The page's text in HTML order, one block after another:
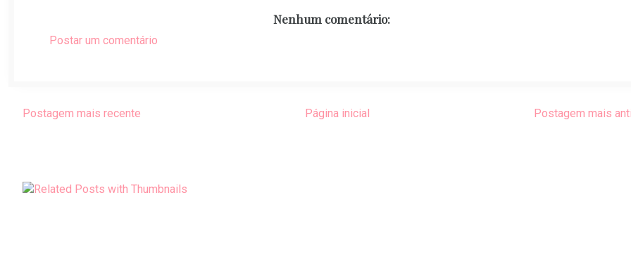
Nenhum comentário:
Postar um comentário
Postagem mais recente Postagem mais
Página inicial